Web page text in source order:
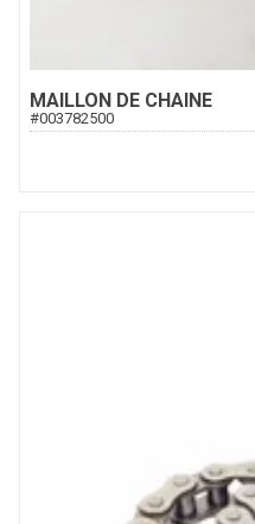
MAILLON DE CHAINE
#003782500